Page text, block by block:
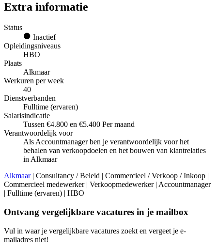
Extra informatie
Status
Inactief
Opleidingsniveaus
HBO
Plaats
Alkmaar
Werkuren per week
40
Dienstverbanden
Fulltime (ervaren)
Salarisindicatie
Tussen €4.800 en €5.400 Per maand
Verantwoordelijk voor
Als Accountmanager ben je verantwoordelijk voor het
behalen van verkoopdoelen en het bouwen van klantrelaties
in Alkmaar
Alkmaar| Consultancy / Beleid | Commercieel / Verkoop / Inkoop |
Commercieel medewerker | Verkoopmedewerker | Accountmanager
| Fulltime (ervaren) | HBO
Ontvang vergelijkbare vacatures in je mailbox
Vul in waar je vergelijkbare vacatures zoekt en vergeet je e-
mailadres niet!